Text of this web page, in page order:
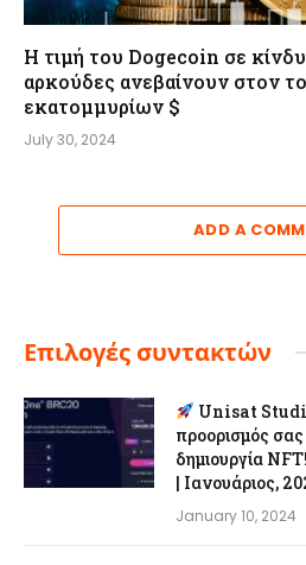
Η τιμή του Dogecoin σε
αρκούδες ανεβαίνουν στον
εκατομμυρίων $
July 30, 2024
ADD A
Επιλογές συντακτών
Unisat
προορισμός
δημιουργία NFT!
| Ιανουάριος,
January 10, 2024